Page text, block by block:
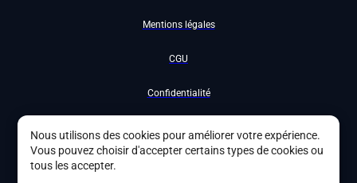
Mentions légales
CGU
Confidentialité
Nous utilisons des cookies pour améliorer votre expérience.
Vous pouvez choisir d'accepter certains types de cookies ou
tous les accepter.